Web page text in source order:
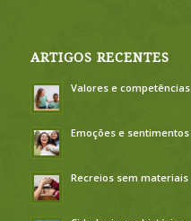
ARTIGOS RECENTES
Valores e competências
Emoções e sentimentos
Recreios sem materiais